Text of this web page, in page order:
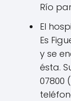
Río
El
Es
y se
ésta.
07800